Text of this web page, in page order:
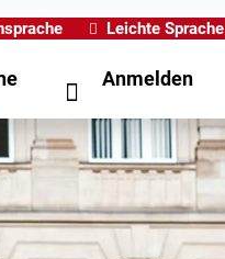
Leichte Sprache
Anmelden